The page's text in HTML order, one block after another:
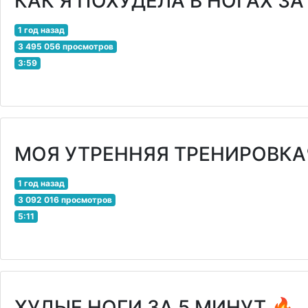
1 год назад
3 495 056 просмотров
3:59
МОЯ УТРЕННЯЯ
1 год назад
3 092 016 просмотров
5:11